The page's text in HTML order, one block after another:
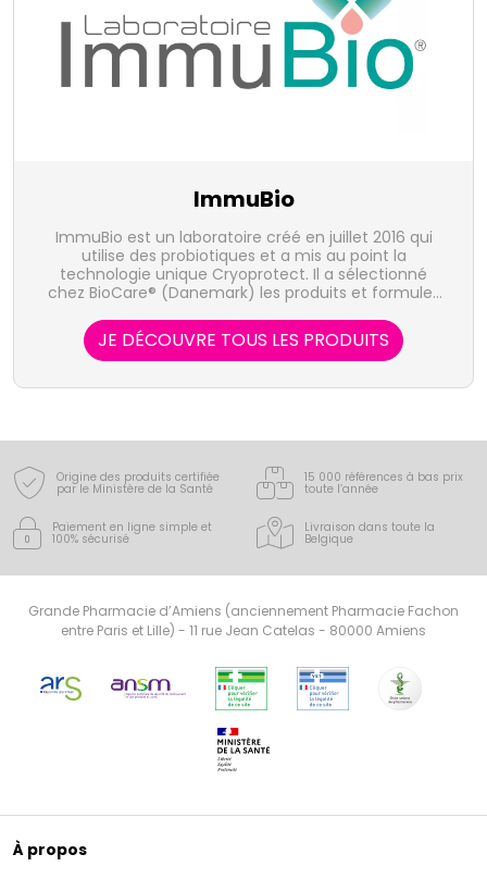
ImmuBio
ImmuBio est un laboratoire créé en juillet 2016 qui
utilise des probiotiques et a mis au point la
technologie unique Cryoprotect. Il a sélectionné
chez BioCare® (Danemark) les produits et formules
des produits et une offre de qualité.
JE DÉCOUVRE TOUS LES PRODUITS
Origine des produits certifiée
par le Ministère de la Santé
15 000 références à bas prix
toute l’année
Paiement en ligne simple et
100% sécurisé
Livraison dans toute la
Belgique
Grande Pharmacie d’Amiens (anciennement Pharmacie Fachon
entre Paris et Lille) - 11 rue Jean Catelas - 80000 Amiens
À propos